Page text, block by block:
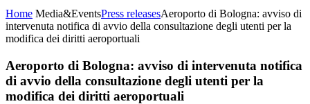
Home Media&EventsPress releasesAeroporto di Bologna: avviso di
intervenuta notifica di avvio della consultazione degli utenti per la
modifica dei diritti aeroportuali
Aeroporto di Bologna: avviso di intervenuta notifica
di avvio della consultazione degli utenti per la
modifica dei diritti aeroportuali